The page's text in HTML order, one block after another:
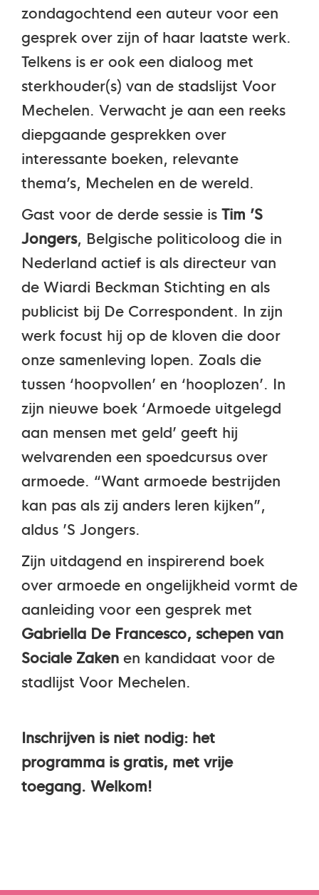
zondagochtend een auteur voor een
gesprek over zijn of haar laatste werk.
Telkens is er ook een dialoog met
sterkhouder(s) van de stadslijst Voor
Mechelen. Verwacht je aan een reeks
diepgaande gesprekken over
interessante boeken, relevante
thema’s, Mechelen en de wereld.
Gast voor de derde sessie isTim ’S
Jongers, Belgische politicoloog die in
Nederland actief is als directeur van
de Wiardi Beckman Stichting en als
publicist bij De Correspondent. In zijn
werk focust hij op de kloven die door
onze samenleving lopen. Zoals die
tussen ‘hoopvollen’ en ‘hooplozen’. In
zijn nieuwe boek ‘Armoede uitgelegd
aan mensen met geld’ geeft hij
welvarenden een spoedcursus over
armoede. “Want armoede bestrijden
kan pas als zij anders leren kijken”,
aldus ’S Jongers.
Zijn uitdagend en inspirerend boek
over armoede en ongelijkheid vormt de
aanleiding voor een gesprek met
Gabriella De Francesco, schepen van
Sociale Zakenen kandidaat voor de
stadlijst Voor Mechelen.
Inschrijven is niet nodig: het
programma is gratis, met vrije
toegang. Welkom!